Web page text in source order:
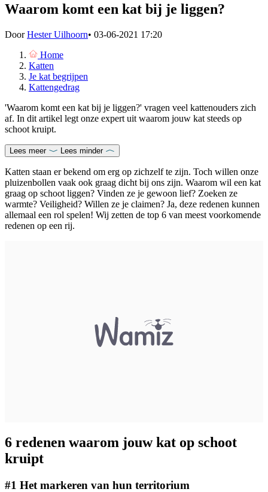
Waarom komt een kat bij je liggen?
DoorHester Uilhoorn• 03-06-2021 17:20
Home
Katten
Je kat begrijpen
Kattengedrag
'Waarom komt een kat bij je liggen?' vragen veel kattenouders zich
af. In dit artikel legt onze expert uit waarom jouw kat steeds op
schoot kruipt.
Lees meer Lees minder
Katten staan er bekend om erg op zichzelf te zijn. Toch willen onze
pluizenbollen vaak ook graag dicht bij ons zijn. Waarom wil een kat
graag op schoot liggen? Vinden ze je gewoon lief? Zoeken ze
warmte? Veiligheid? Willen ze je claimen? Ja, deze redenen kunnen
allemaal een rol spelen! Wij zetten de top 6 van meest voorkomende
redenen op een rij.
6 redenen waarom jouw kat op schoot
kruipt
#1 Het markeren van hun territorium